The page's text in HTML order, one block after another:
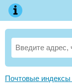
Почтовые индексы